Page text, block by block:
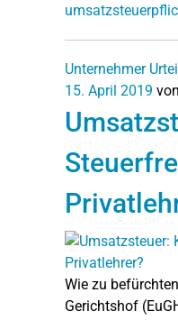
Unternehmer
15. April 2019 von
Wie zu
Gerichtshof